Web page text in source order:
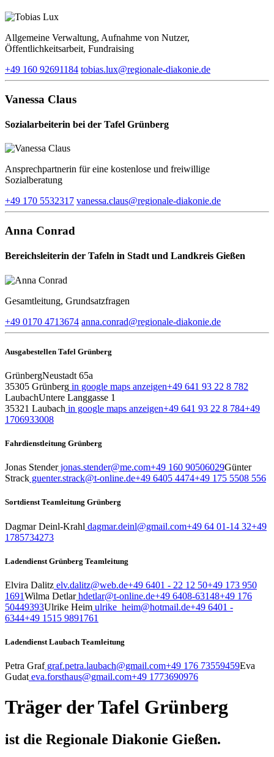
Allgemeine Verwaltung, Aufnahme von Nutzer,
Öffentlichkeitsarbeit, Fundraising
+49 160 92691184 tobias.lux​@regionale-diakonie.de
Vanessa Claus
Sozialarbeiterin bei der Tafel Grünberg
Ansprechpartnerin für eine kostenlose und freiwillige
Sozialberatung
+49 170 5532317 vanessa.claus​@regionale-diakonie.de
Anna Conrad
Bereichsleiterin der Tafeln in Stadt und Landkreis Gießen
Gesamtleitung, Grundsatzfragen
+49 0170 4713674 anna.conrad​@regionale-diakonie.de
Ausgabestellen Tafel Grünberg
GrünbergNeustadt 65a
35305 Grünberg in google maps anzeigen+49 641 93 22 8 782
LaubachUntere Langgasse 1
35321 Laubach in google maps anzeigen+49 641 93 22 8 784+49
1706933008
Fahrdienstleitung Grünberg
Jonas Stenderjonas.stender@me.com+49 160 90506029Günter
Strack guenter.strack@t-online.de+49 6405 4474+49 175 5508 556
Sortdienst Teamleitung Grünberg
Dagmar Deinl-Krahl dagmar.deinl@gmail.com+49 64 01-14 32+49
1785734273
Ladendienst Grünberg Teamleitung
Elvira Dalitz elv.dalitz@web.de+49 6401 - 22 12 50+49 173 950
1691Wilma Detlarhdetlar@t-online.de+49 6408-63148+49 176
50449393Ulrike Heim ulrike_heim@hotmail.de+49 6401 -
6344+49 1515 9891761
Ladendienst Laubach Teamleitung
Petra Grafgraf.petra.laubach@gmail.com+49 176 73559459Eva
Gudat eva.forsthaus@gmail.com+49 1773690976
Träger der Tafel Grünberg
ist die Regionale Diakonie Gießen.